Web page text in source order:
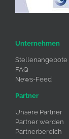
Unternehmen
Stellenangebote
FAQ
News-Feed
Partner
Unsere Partner
Partner werden
Partnerbereich